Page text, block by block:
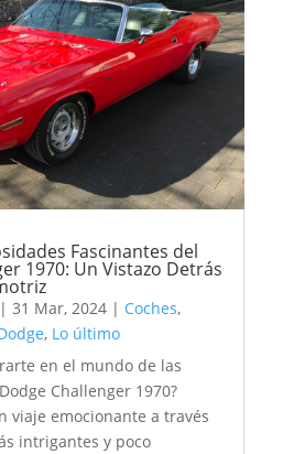
Fascinantes del
1970: Un Vistazo Detrás
31 Mar, 2024| Coches,
, Lo último
en el mundo de las
Challenger 1970?
viaje emocionante a través
intrigantes y poco